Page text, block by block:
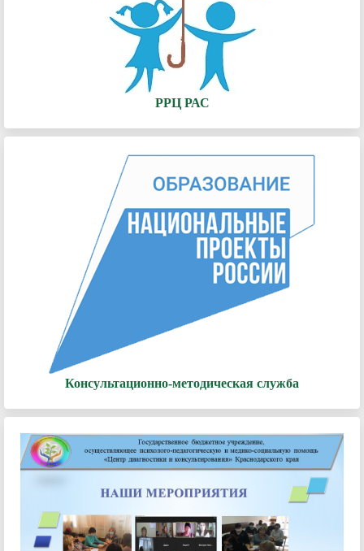
РРЦ РАС
Консультационно-методическая служба